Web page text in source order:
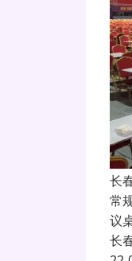
长
常
议
长